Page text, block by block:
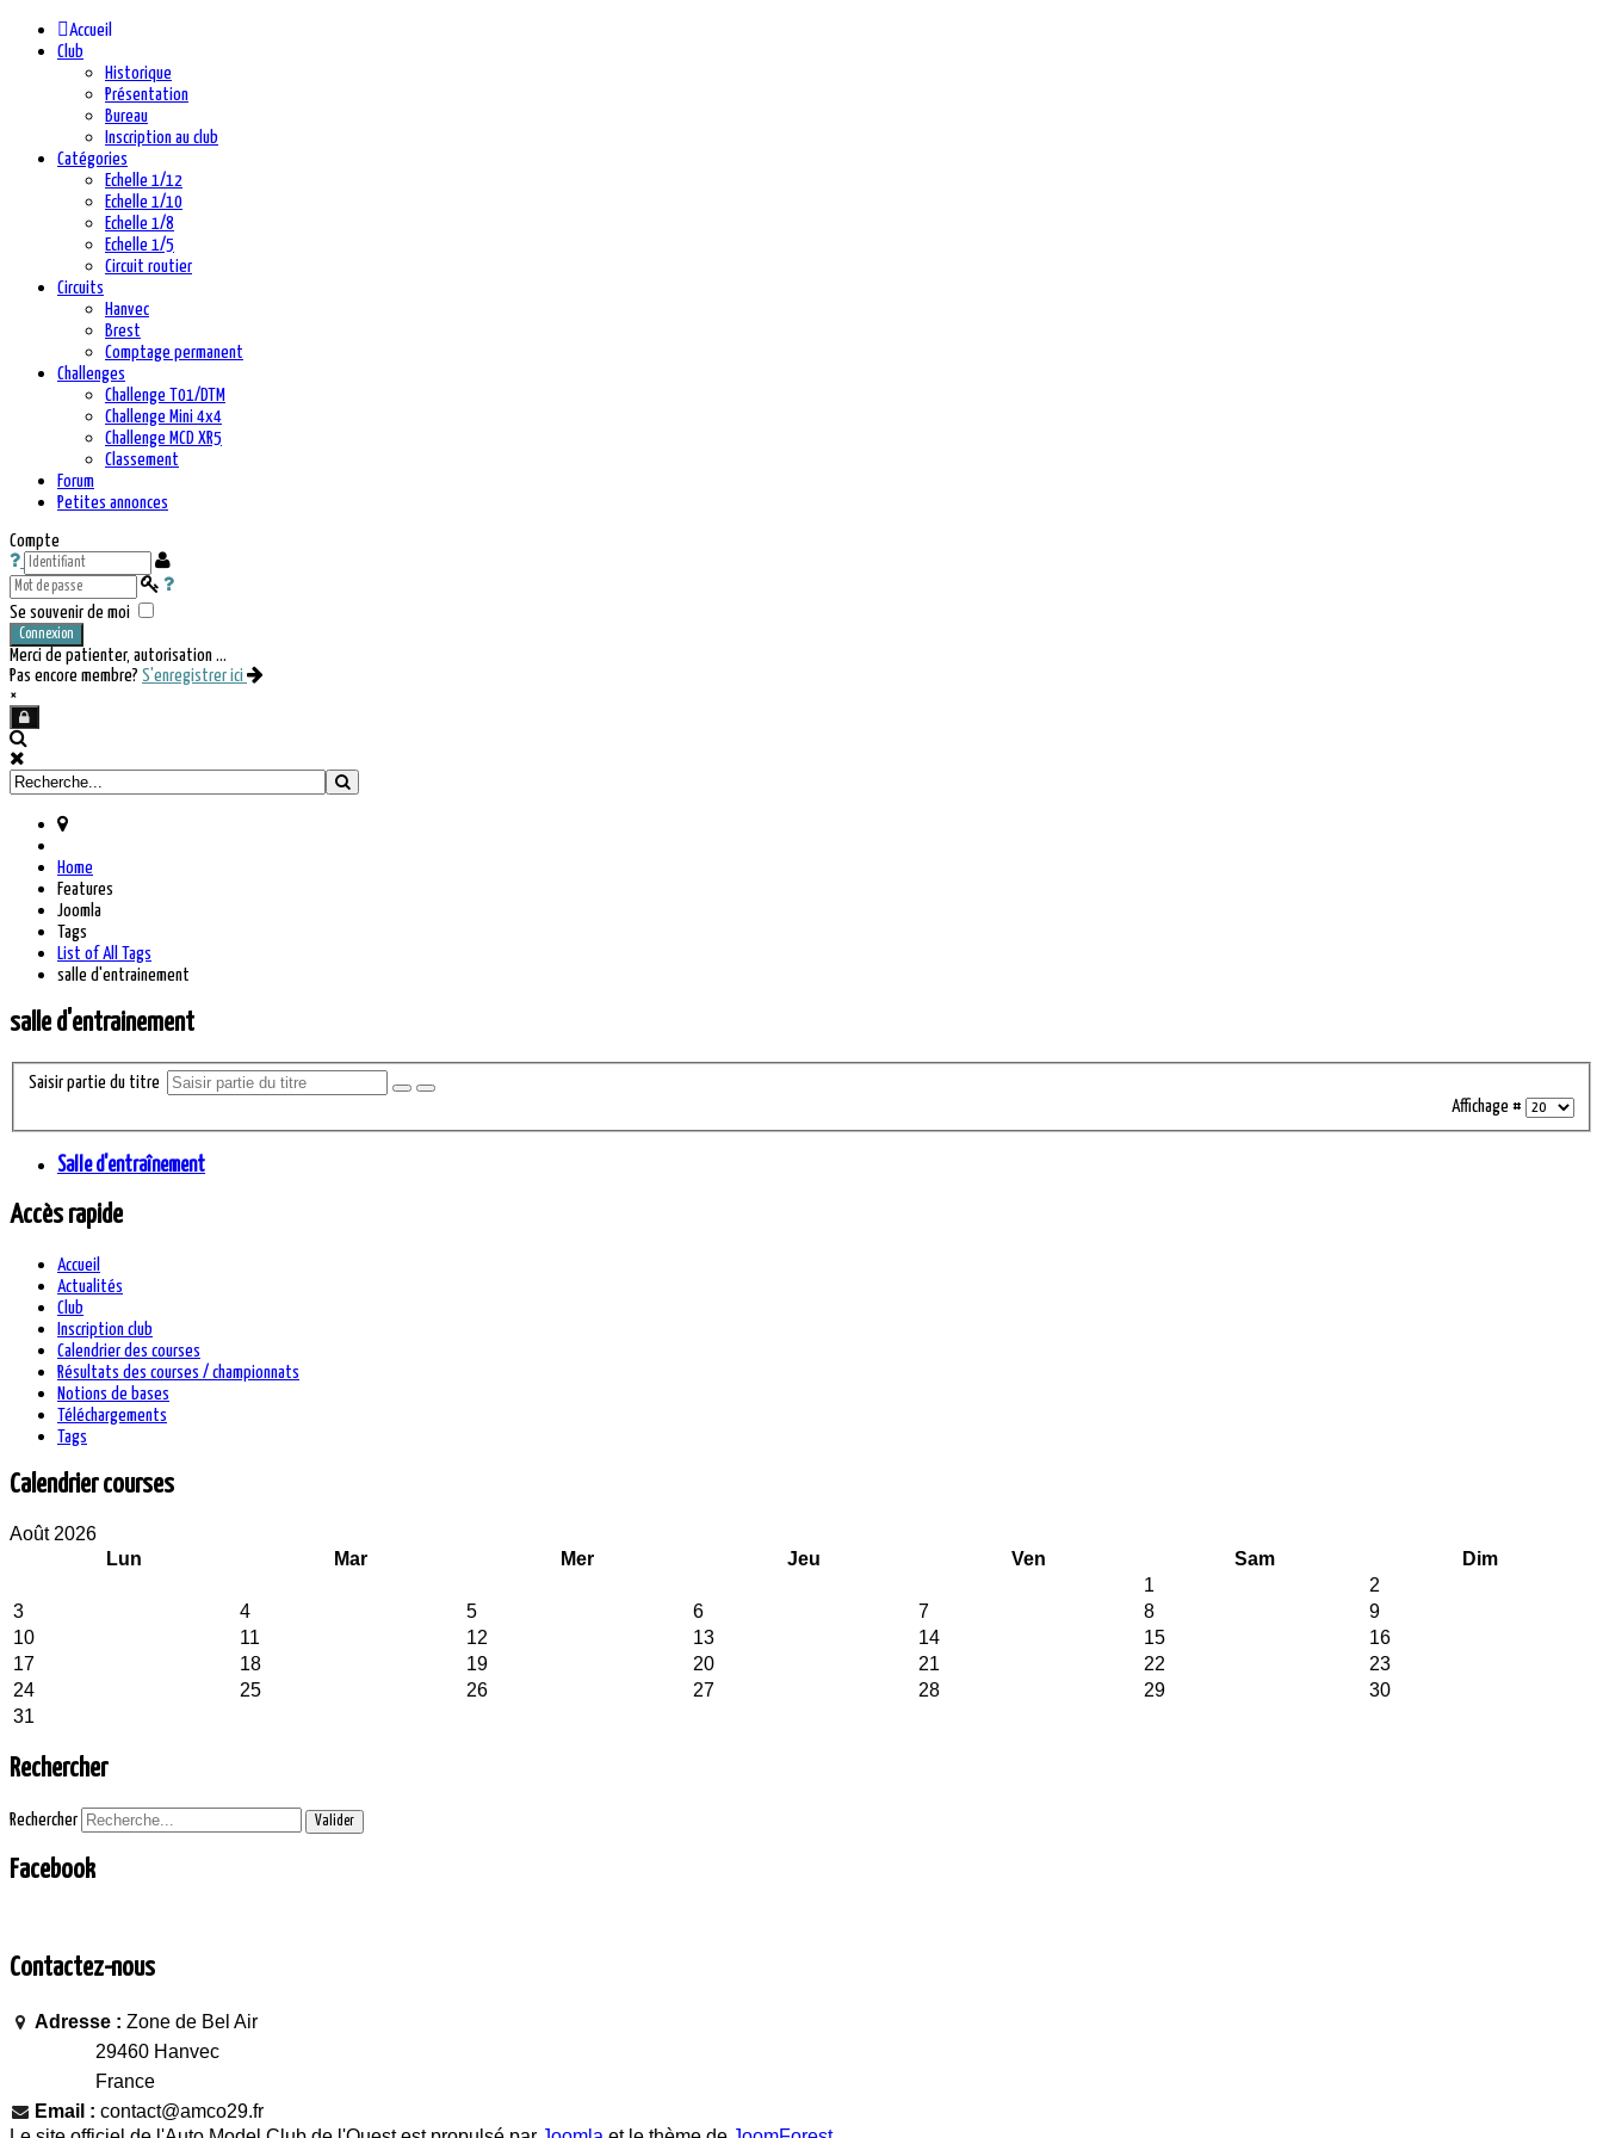
Accueil
Club
Historique
Présentation
Bureau
Inscription au club
Catégories
Echelle 1/12
Echelle 1/10
Echelle 1/8
Echelle 1/5
Circuit routier
Circuits
Hanvec
Brest
Comptage permanent
Challenges
Challenge T01/DTM
Challenge Mini 4x4
Challenge MCD XR5
Classement
Forum
Petites annonces
Compte
Se souvenir de moi
Connexion
Merci de patienter, autorisation ...
Pas encore membre? S'enregistrer ici
×
Home
Features
Joomla
Tags
List of All Tags
salle d'entrainement
salle d'entrainement
Saisir partie du titre
Affichage #
Salle d'entraînement
Accès rapide
Accueil
Actualités
Club
Inscription club
Calendrier des courses
Résultats des courses / championnats
Notions de bases
Téléchargements
Tags
Calendrier courses
précédente
précédent
suivante
suivant
Août 2026
Lun
Mar Mer Jeu Ven Sam
Dim
1
2
3
4 5 6 7 8
9
10
11 12 13 14 15
16
17
18 19 20 21 22
23
24
25 26 27 28 29
30
31
Rechercher
Rechercher Valider
Facebook
Contactez-nous
Adresse : Zone de Bel Air
29460 Hanvec
France
Email : contact@amco29.fr